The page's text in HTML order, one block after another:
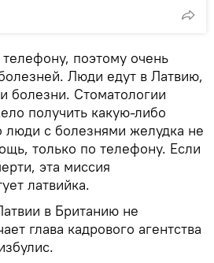
поэтому очень
Люди едут в Латвию,
болезни. Стоматологии
получить какую-либо
с болезнями желудка не
только по телефону. Если
эта миссия
латвийка.
в Британию не
глава кадрового агентства